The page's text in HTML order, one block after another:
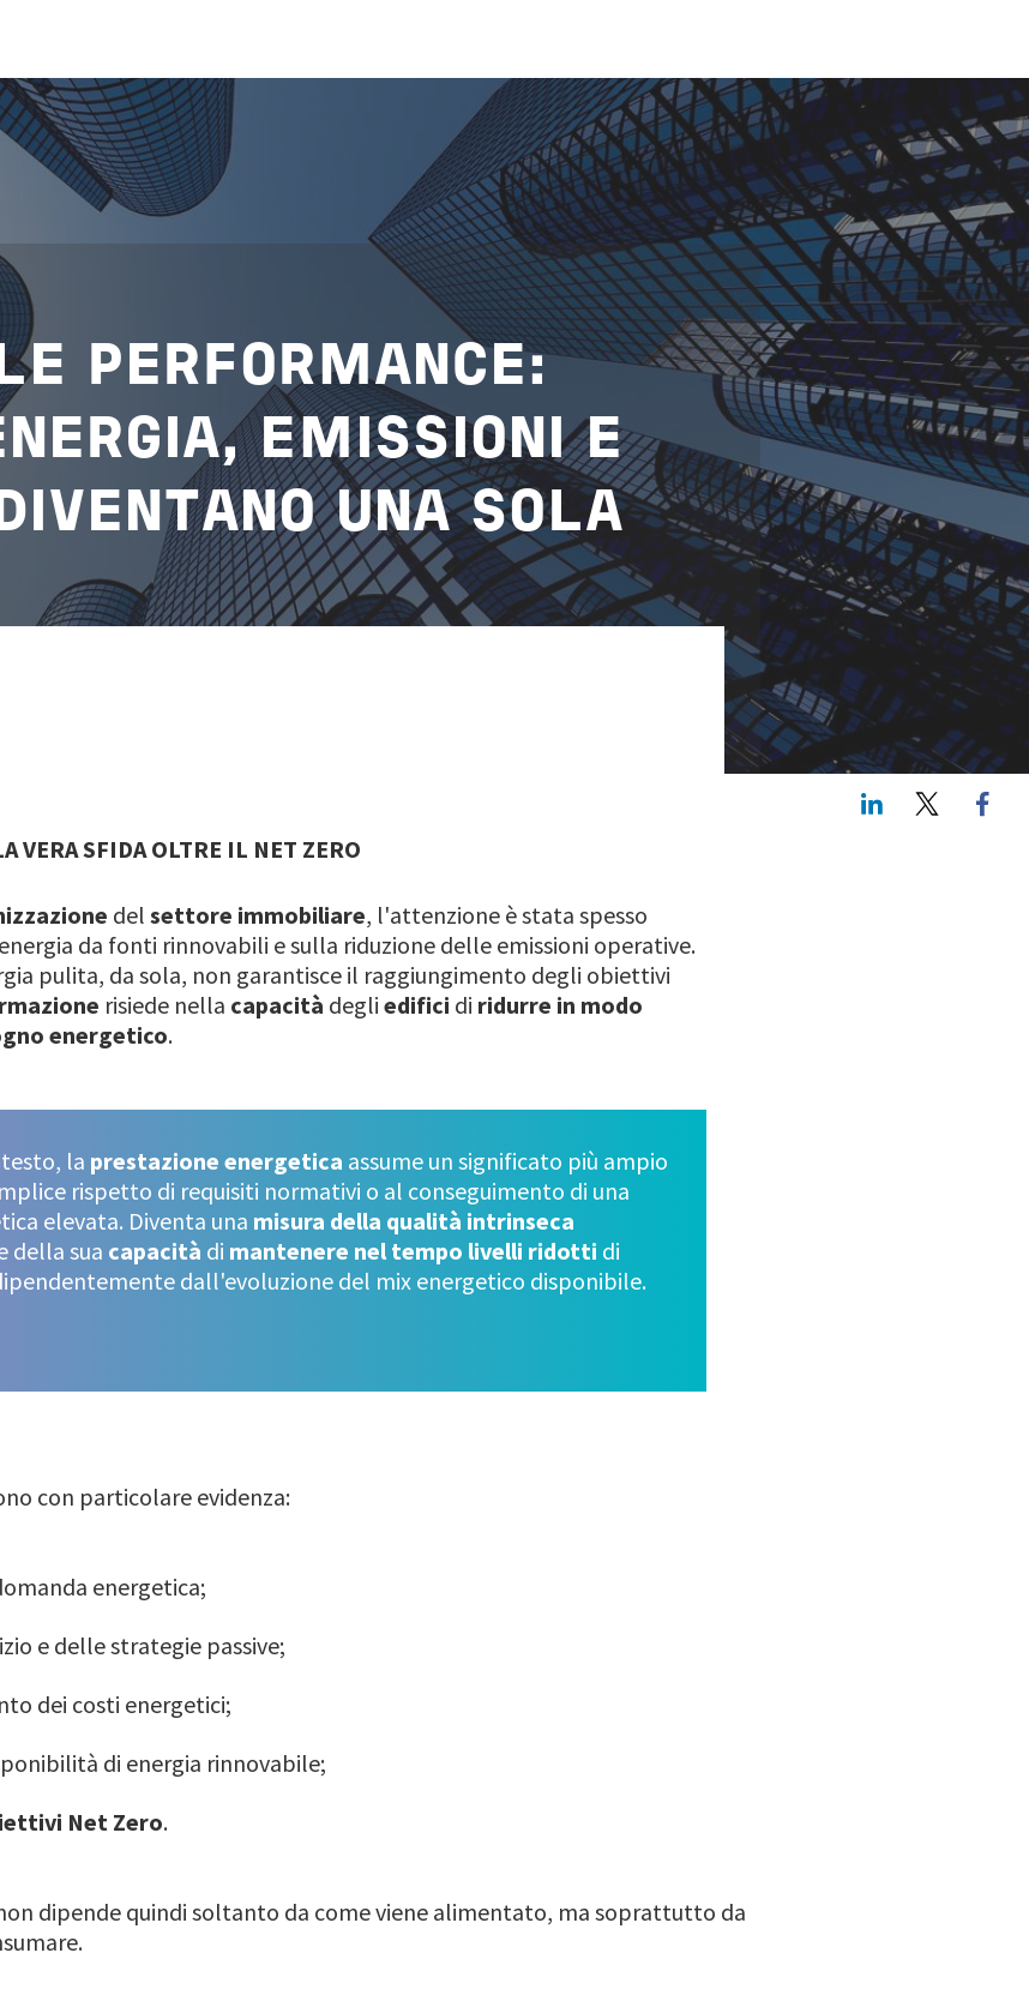
PERFORMANCE:
,EMISSIONIE
UNA SOLA
LinkedIn
VERA SFIDA OLTRE IL NET ZERO
del settore immobiliare, l'attenzione è stata spesso
da fonti rinnovabili e sulla riduzione delle emissioni operative.
pulita, da sola, non garantisce il raggiungimento degli obiettivi
risiede nella capacità degli edifici di ridurre in modo
energetico.
la prestazione energetica assume un significato più ampio
rispetto di requisiti normativi o al conseguimento di una
elevata. Diventa una misura della qualità intrinseca
della sua capacità di mantenere nel tempo livelli ridotti di
dall'evoluzione del mix energetico disponibile.
con particolare evidenza:
energetica;
e delle strategie passive;
dei costi energetici;
di energia rinnovabile;
Net Zero.
dipende quindi soltanto da come viene alimentato, ma soprattutto da